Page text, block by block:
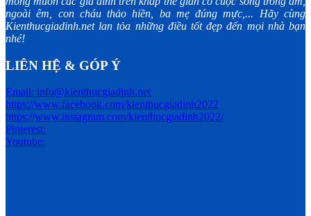
ngoài êm, con cháu thảo hiền, ba mẹ đúng mực,... Hãy cùng
Kienthucgiadinh.net lan tỏa những điều tốt đẹp đến mọi nhà bạn
nhé!
LIÊN HỆ & GÓP Ý
Email: info@kienthucgiadinh.net
https://www.facebook.com/kienthucgiadinh2022
https://www.instagram.com/kienthucgiadinh2022/
Pinterest:
Youtube: